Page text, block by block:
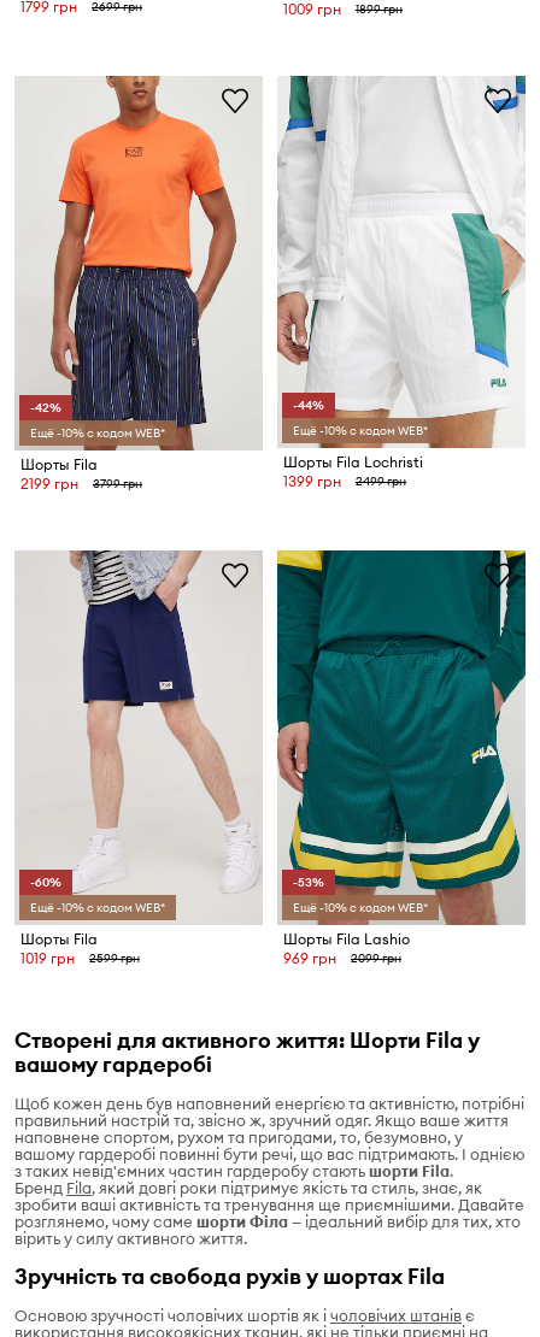
1799 грн
2699 грн
1009 грн
1899 грн
-42%
Ещё -10% с кодом WEB*
Шорты Fila
2199 грн
3799 грн
-44%
Ещё -10% с кодом WEB*
Шорты Fila Lochristi
1399 грн
2499 грн
-60%
Ещё -10% с кодом WEB*
Шорты Fila
1019 грн
2599 грн
-53%
Ещё -10% с кодом WEB*
Шорты Fila Lashio
969 грн
2099 грн
Створені для активного життя: Шорти Fila у
вашому гардеробі
Щоб кожен день був наповнений енергією та активністю, потрібні
правильний настрій та, звісно ж, зручний одяг. Якщо ваше життя
наповнене спортом, рухом та пригодами, то, безумовно, у
вашому гардеробі повинні бути речі, що вас підтримають. І однією
з таких невід'ємних частин гардеробу стаютьшорти Fila.
Бренд Fila, який довгі роки підтримує якість та стиль, знає, як
зробити ваші активність та тренування ще приємнішими. Давайте
розглянемо, чому саме шорти Філа— ідеальний вибір для тих, хто
вірить у силу активного життя.
Зручність та свобода рухів у шортах Fila
Основою зручності чоловічих шортів як ічоловічих штанівє
використання високоякісних тканин, які не тільки приємні на